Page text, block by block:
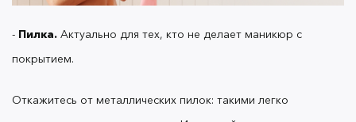
- Пилка. Актуально для тех, кто не делает маникюр с
покрытием.
Откажитесь от металлических пилок: такими легко